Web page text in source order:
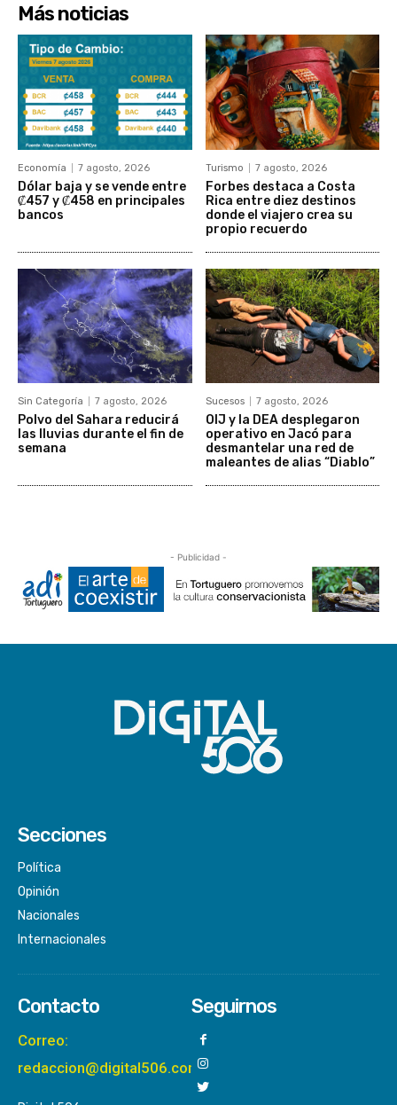
Más noticias
Economía 7 agosto, 2026
Dólar baja y se vende entre
₡457 y ₡458 en principales
bancos
Turismo 7 agosto, 2026
Forbes destaca a Costa
Rica entre diez destinos
donde el viajero crea su
propio recuerdo
Sin Categoría 7 agosto, 2026
Polvo del Sahara reducirá
las lluvias durante el fin de
semana
Sucesos 7 agosto, 2026
OIJ y la DEA desplegaron
operativo en Jacó para
desmantelar una red de
maleantes de alias “Diablo”
- Publicidad -
Secciones
Política
Opinión
Nacionales
Internacionales
Contacto
Correo:
redaccion@digital506.com
Seguirnos